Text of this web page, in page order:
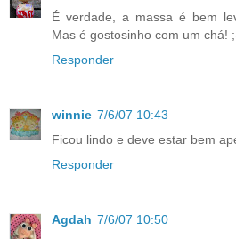
É verdade, a massa é bem
Mas é gostosinho com um chá!
Responder
winnie 7/6/07 10:43
Ficou lindo e deve estar bem
Responder
Agdah 7/6/07 10:50